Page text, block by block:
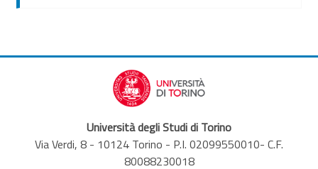
Università degli Studi di Torino
Via Verdi, 8 - 10124 Torino - P.I. 02099550010- C.F.
80088230018